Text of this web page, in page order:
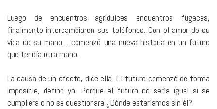
Luego de encuentros agridulces encuentros fugaces,
finalmente intercambiaron sus teléfonos. Con el amor de su
vida de su mano… comenzó una nueva historia en un futuro
que tendía otra mano.
La causa de un efecto, dice ella. El futuro comenzó de forma
imposible, defino yo. Porque el futuro no sería igual si se
cumpliera o no se cuestionara ¿Dónde estaríamos sin él?